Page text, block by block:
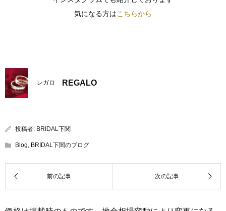
気になる方はこちらから
レガロ REGALO
投稿者: BRIDAL下関
Blog BRIDAL下関のブログ